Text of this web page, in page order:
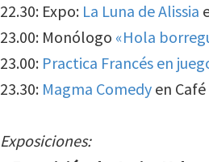
22.30: Expo: La Luna de Alissia
23.00: Monólogo «Hola
23.00: Practica Francés en
23.30: Magma Comedy en
Exposiciones: